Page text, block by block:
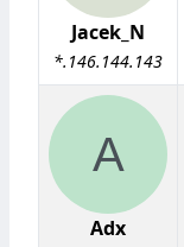
Jacek_N
*.146.144.143
Adx